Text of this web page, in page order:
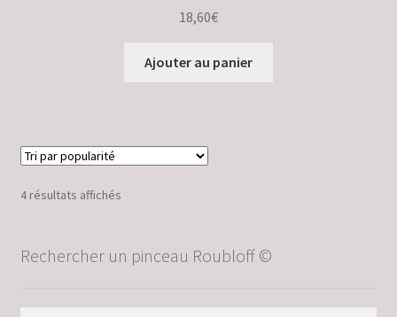
18,60€
Ajouter au panier
4 résultats affichésTrié
Rechercher un pinceau Roubloff ©